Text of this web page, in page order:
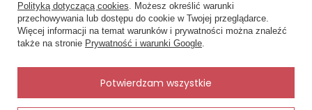
Status zamówienia
Śledzenie przesyłki
Chcę zwrócić produkt
Kontakt
×
✨ Asystent zakupowy
Napisz czego szukasz — pokażę
gotowe propozycje.
Polityką dotyczącą cookies. Możesz określić warunki
przechowywania lub dostępu do cookie w Twojej przeglądarce.
Więcej informacji na temat warunków i prywatności można znaleźć
także na stronie Prywatność i warunki Google.
Potwierdzam wszystkie